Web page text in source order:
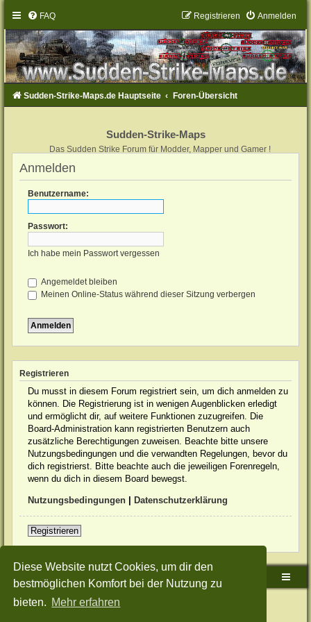
Diese Website nutzt Cookies, um dir den
bestmöglichen Komfort bei der Nutzung zu
bieten. Mehr erfahren
FAQ Anmelden
Registrieren
Sudden-Strike-Maps.de Hauptseite Foren-Übersicht
Sudden-Strike-Maps
Das Sudden Strike Forum für Modder, Mapper und Gamer !
Anmelden
Benutzername:
Passwort:
Ich habe mein Passwort vergessen
Angemeldet bleiben
Meinen Online-Status während dieser Sitzung verbergen
Registrieren
Du musst in diesem Forum registriert sein, um dich anmelden zu
können. Die Registrierung ist in wenigen Augenblicken erledigt
und ermöglicht dir, auf weitere Funktionen zuzugreifen. Die
Board-Administration kann registrierten Benutzern auch
zusätzliche Berechtigungen zuweisen. Beachte bitte unsere
Nutzungsbedingungen und die verwandten Regelungen, bevor du
dich registrierst. Bitte beachte auch die jeweiligen Forenregeln,
wenn du dich in diesem Board bewegst.
Nutzungsbedingungen Datenschutzerklärung
Registrieren
Sudden-Strike-Maps.de Hauptseite Foren-Übersicht
Powered byphpBB® Forum Software © phpBB Limited